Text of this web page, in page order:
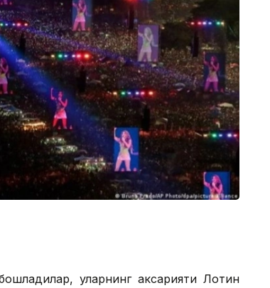
уларнинг аксарияти Лотин